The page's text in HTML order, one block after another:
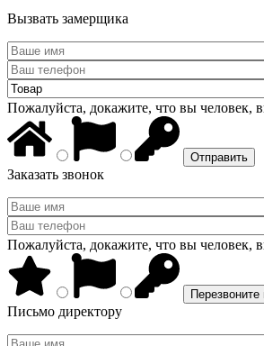
Вызвать замерщика
Пожалуйста, докажите, что вы человек,
Заказать звонок
Пожалуйста, докажите, что вы человек,
Письмо директору